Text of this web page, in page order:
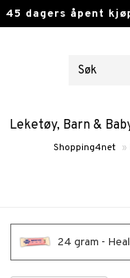
45 dagers åpent
Leketøy, Barn &
Shopping4net »
24 gram -